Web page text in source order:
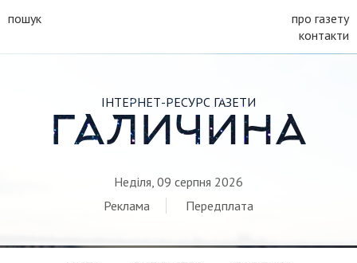
пошук
про газету
контакти
ІНТЕРНЕТ-РЕСУРС ГАЗЕТИ
ГАЛИЧИНА
Неділя, 09 серпня 2026
Реклама
Передплата